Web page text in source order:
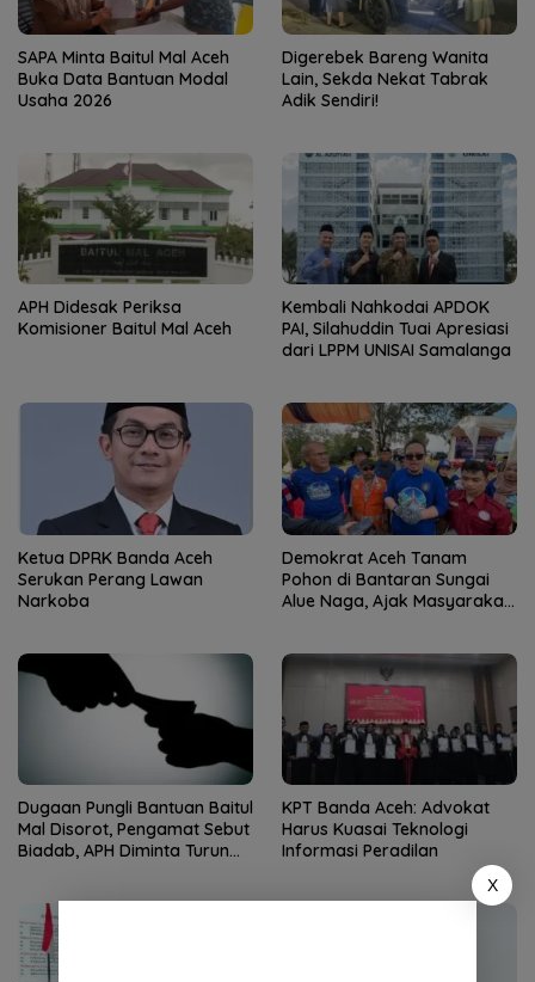
SAPA Minta Baitul Mal Aceh
Buka Data Bantuan Modal
Usaha 2026
Digerebek Bareng Wanita
Lain, Sekda Nekat Tabrak
Adik Sendiri!
APH Didesak Periksa
Komisioner Baitul Mal Aceh
Kembali Nahkodai APDOK
PAI, Silahuddin Tuai Apresiasi
dari LPPM UNISAI Samalanga
Ketua DPRK Banda Aceh
Serukan Perang Lawan
Narkoba
Demokrat Aceh Tanam
Pohon di Bantaran Sungai
Alue Naga, Ajak Masyarakat
Dugaan Pungli Bantuan Baitul
Mal Disorot, Pengamat Sebut
Biadab, APH Diminta Turun
KPT Banda Aceh: Advokat
Harus Kuasai Teknologi
Informasi Peradilan
X